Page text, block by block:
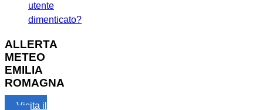
utente
dimenticato?
ALLERTA
METEO
EMILIA
ROMAGNA
Visita il